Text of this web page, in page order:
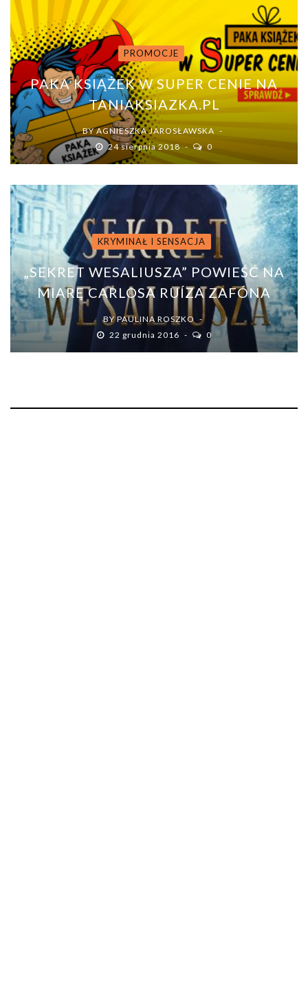
PROMOCJE
PAKA KSIĄŻEK W SUPER CENIE NA
TANIAKSIAZKA.PL
BYAGNIESZKA JAROSŁAWSKA
24 sierpnia 2018
0
KRYMINAŁ I SENSACJA
„SEKRET WESALIUSZA” POWIEŚĆ NA
MIARĘ CARLOSA RUÍZA ZAFÓNA
BYPAULINA ROSZKO
22 grudnia 2016
0